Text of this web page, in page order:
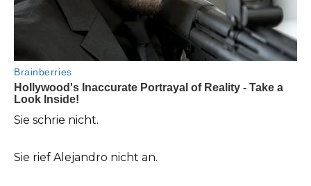
Sie schrie nicht.
Sie rief Alejandro nicht an.